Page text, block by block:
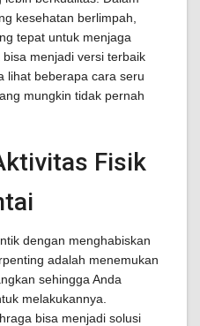
kesehatan berlimpah,
tepat untuk menjaga
menjadi versi terbaik
lihat beberapa cara seru
mungkin tidak pernah
Fisik
dengan menghabiskan
adalah menemukan
sehingga Anda
melakukannya.
bisa menjadi solusi